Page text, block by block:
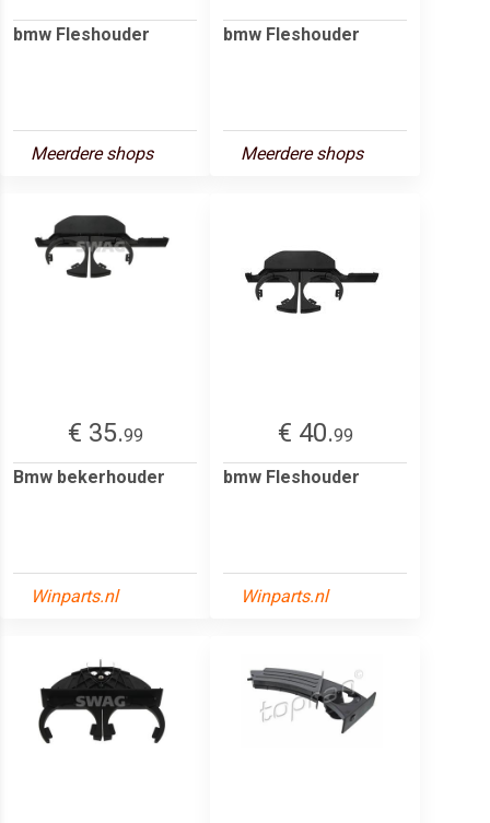
bmw Fleshouder
Meerdere shops
bmw Fleshouder
Meerdere shops
€ 35.99
Bmw bekerhouder
Winparts.nl
€ 40.99
bmw Fleshouder
Winparts.nl